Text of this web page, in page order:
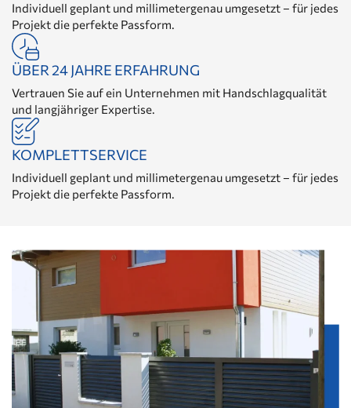
Individuell geplant und millimetergenau umgesetzt – für jedes
Projekt die perfekte Passform.
ÜBER 24 JAHRE ERFAHRUNG
Vertrauen Sie auf ein Unternehmen mit Handschlagqualität
und langjähriger Expertise.
KOMPLETTSERVICE
Individuell geplant und millimetergenau umgesetzt – für jedes
Projekt die perfekte Passform.